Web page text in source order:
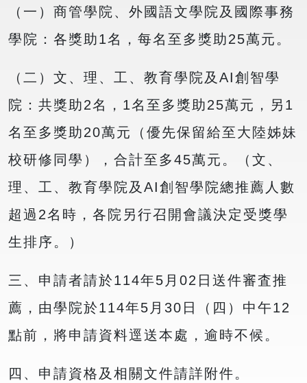
（一）商管學院、外國語文學院及國際事務
學院：各獎助1名，每名至多獎助25萬元。
（二）文、理、工、教育學院及AI創智學
院：共獎助2名，1名至多獎助25萬元，另1
名至多獎助20萬元（優先保留給至大陸姊妹
校研修同學），合計至多45萬元。（文、
理、工、教育學院及AI創智學院總推薦人數
超過2名時，各院另行召開會議決定受獎學
生排序。）
三、申請者請於114年5月02日送件審査推
薦，由學院於114年5月30日（四）中午12
點前，將申請資料逕送本處，逾時不候。
四、申請資格及相關文件請詳附件。